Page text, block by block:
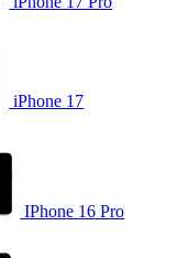
iPhone 17
IPhone 16 Pro